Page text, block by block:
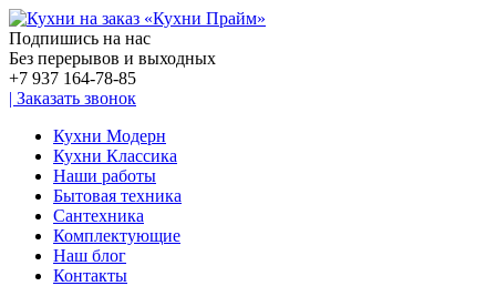
Подпишись на нас
Без перерывов и выходных
+7 937 164-78-85
| Заказать звонок
Кухни Модерн
Кухни Классика
Наши работы
Бытовая техника
Сантехника
Комплектующие
Наш блог
Контакты